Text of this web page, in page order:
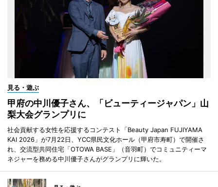
見る・遊ぶ
甲府の中川優子さん、「ビューティージャパン」山
梨大会グランプリに
社会貢献する女性を応援するコンテスト「Beauty Japan FUJIYAMA
KAI 2026」が7月22日、YCC県民文化ホール（甲府市寿町）で開催さ
れ、交流型共同住宅「OTOWA BASE」（音羽町）でコミュニティーマ
ネジャーを務める中川優子さんがグランプリに輝いた。